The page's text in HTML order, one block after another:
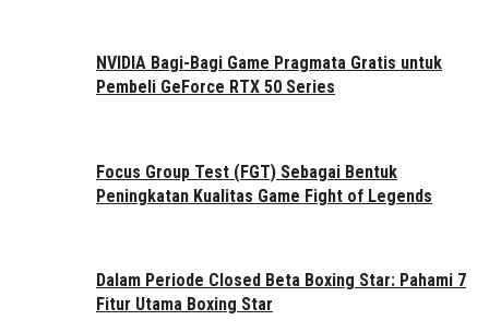
NVIDIA Bagi-Bagi Game Pragmata Gratis untuk
Pembeli GeForce RTX 50 Series
Focus Group Test (FGT) Sebagai Bentuk
Peningkatan Kualitas Game Fight of Legends
Dalam Periode Closed Beta Boxing Star: Pahami 7
Fitur Utama Boxing Star